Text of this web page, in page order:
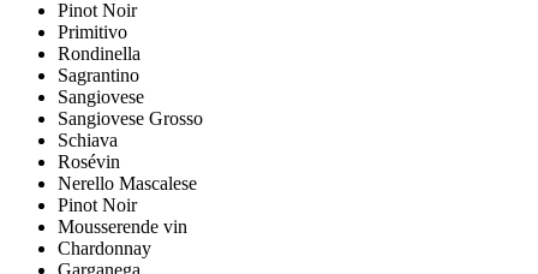
Pinot Noir
Primitivo
Rondinella
Sagrantino
Sangiovese
Sangiovese Grosso
Schiava
Rosévin
Nerello Mascalese
Pinot Noir
Mousserende vin
Chardonnay
Garganega